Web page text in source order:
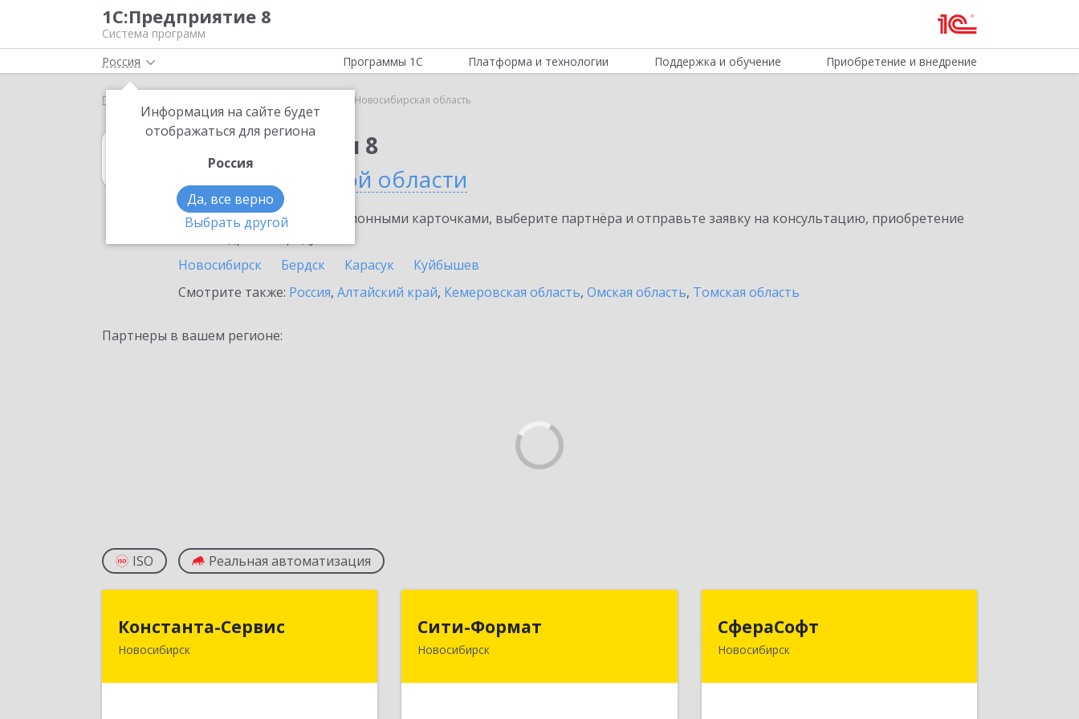
1С:Предприятие 8
Система программ
Россия
Информация на сайте будет
отображаться для региона
Россия
Да, все верно
Выбрать другой
Программы 1С Платформа и технологии Поддержка и обучение Приобретение и внедрение
Главная Новосибирская область
1С:Бухгалтерия 8
в Новосибирской области
Ознакомьтесь с информационными карточками, выберите партнёра и отправьте заявку на консультацию, приобретение
Новосибирск
Бердск Карасук
Куйбышев
Смотрите также: Россия, Алтайский край, Кемеровская область, Омская область, Томская область
Партнеры в вашем регионе:
ISO Реальная автоматизация
Константа-Сервис
Новосибирск630129, Новосибирская обл,
Сити-Формат
Новосибирск630008, Новосибирская обл,
СфераСофт
Новосибирск633100, Новосибирская обл,